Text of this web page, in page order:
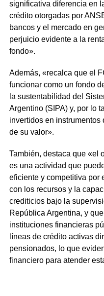
significativa diferencia en
crédito otorgadas por
bancos y el mercado en
perjuicio evidente a la
fondo».
Además, «recalca que el
funcionar como un fondo
la sustentabilidad del
Argentino (SIPA) y, por lo
invertidos en
de su valor».
También, destaca que «el
es una actividad que
eficiente y competitiva por
con los recursos y la
crediticios bajo la
República Argentina, y
instituciones financieras
líneas de crédito activas
pensionados, lo que
financiero para atender